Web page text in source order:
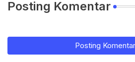
Posting Komentar
Posting